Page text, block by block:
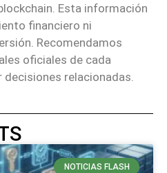
Esta información
financiero ni
Recomendamos
oficiales de cada
relacionadas.
NOTICIAS FLASH